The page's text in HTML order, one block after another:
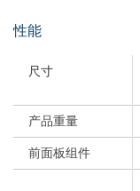
性能
尺寸
产品重量
前面板组件